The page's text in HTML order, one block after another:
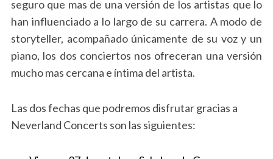
seguro que mas de una versión de los artistas que lo
han influenciado a lo largo de su carrera. A modo de
storyteller, acompañado únicamente de su voz y un
piano, los dos conciertos nos ofreceran una versión
mucho mas cercana e íntima del artista.
Las dos fechas que podremos disfrutar gracias a
Neverland Concerts son las siguientes: